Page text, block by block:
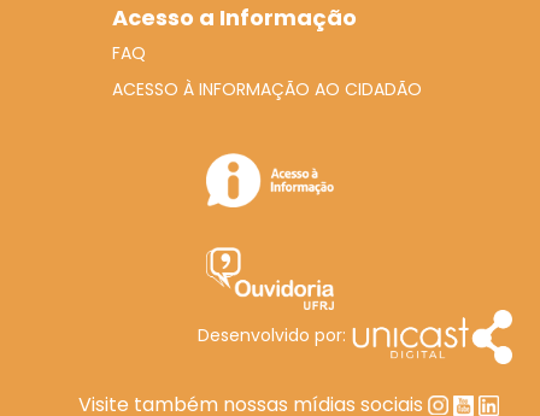
Acesso a Informação
FAQ
ACESSO À INFORMAÇÃO AO CIDADÃO
Desenvolvido por:
Visite também nossas mídias sociais